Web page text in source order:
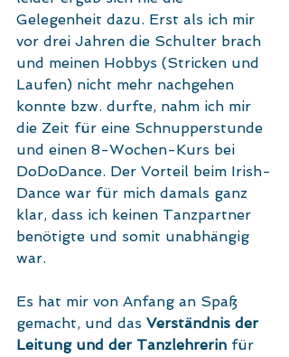
Gelegenheit dazu. Erst als ich mir
vor drei Jahren die Schulter brach
und meinen Hobbys (Stricken und
Laufen) nicht mehr nachgehen
konnte bzw. durfte, nahm ich mir
die Zeit für eine Schnupperstunde
und einen 8-Wochen-Kurs bei
DoDoDance. Der Vorteil beim Irish-
Dance war für mich damals ganz
klar, dass ich keinen Tanzpartner
benötigte und somit unabhängig
war.
Es hat mir von Anfang an Spaß
gemacht, und das Verständnis der
Leitung und der Tanzlehrerin für